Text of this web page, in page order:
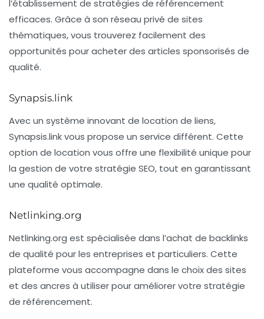
l’établissement de stratégies de référencement
efficaces. Grâce à son réseau privé de sites
thématiques, vous trouverez facilement des
opportunités pour acheter des articles sponsorisés de
qualité.
Synapsis.link
Avec un système innovant de location de liens,
Synapsis.linkvous propose un service différent. Cette
option de location vous offre une flexibilité unique pour
la gestion de votre stratégie SEO, tout en garantissant
une qualité optimale.
Netlinking.org
Netlinking.org est spécialisée dans l’achat de backlinks
de qualité pour les entreprises et particuliers. Cette
plateforme vous accompagne dans le choix des sites
et des ancres à utiliser pour améliorer votre stratégie
de référencement.